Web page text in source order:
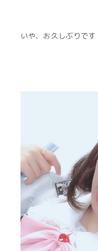
いや、お久しぶりで